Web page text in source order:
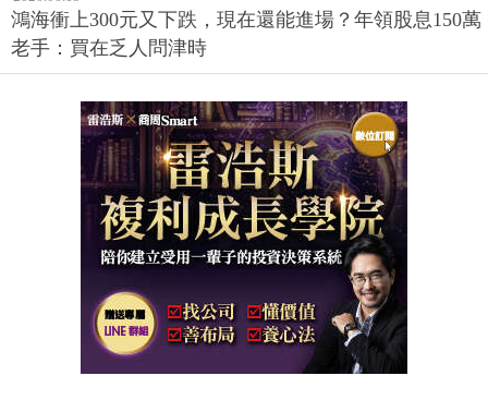
鴻海衝上300元又下跌，現在還能進場？年領股息150萬
老手：買在乏人問津時